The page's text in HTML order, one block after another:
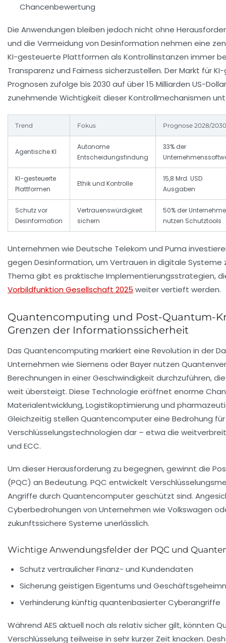
Chancenbewertung
Die Anwendungen bleiben jedoch nicht ohne
und die Vermeidung von Desinformation nehmen eine
KI-gesteuerte Plattformen als Kontrollinstanzen immer
Transparenz und Fairness sicherzustellen. Der Markt für
Prognosen zufolge bis 2030 auf über 15 Milliarden US-
zunehmende Wichtigkeit dieser Kontrollmechanismen
Trend Fokus Prognose 2028/2030
Agentische KI
Autonome
Entscheidungsfindung
33% der
KI-gesteuerte
Plattformen
Ethik und Kontrolle
15,8 Mrd. USD
Ausgaben
Schutz vor
Desinformation
Vertrauenswürdigkeit
sichern
50% der
nutzen Schutztools
Unternehmen wie Deutsche Telekom und Puma
gegen Desinformation, um Vertrauen in digitale Systeme
Thema gibt es praktische Implementierungsstrategien,
Vorbildfunktion Gesellschaft 2025 weiter vertieft werden.
Quantencomputing und Post-Quantum-
Grenzen der Informationssicherheit
Das Quantencomputing markiert eine Revolution in der
Unternehmen wie Siemens oder Bayer nutzen
Berechnungen in einer Geschwindigkeit durchzuführen,
weit übersteigt. Diese Technologie eröffnet enorme
Materialentwicklung, Logistikoptimierung und
Gleichzeitig stellen Quantencomputer eine Bedrohung
Verschlüsselungstechnologien dar – etwa die
und ECC.
Um dieser Herausforderung zu begegnen, gewinnt die
(PQC) an Bedeutung. PQC entwickelt
Angriffe durch Quantencomputer geschützt sind.
Cyberbedrohungen von Unternehmen wie Volkswagen
zukunftssichere Systeme unerlässlich.
Wichtige Anwendungsfelder der PQC und
Schutz vertraulicher Finanz- und Kundendaten
Sicherung geistigen Eigentums und
Verhinderung künftig quantenbasierter Cyberangriffe
Während AES aktuell noch als relativ sicher gilt, könnten
Verschlüsselung teilweise in sehr kurzer Zeit knacken.